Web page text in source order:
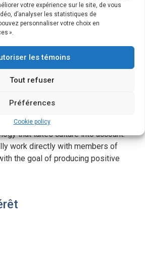
votre expérience sur le site, de vous
d’analyser les statistiques de
personnaliser votre choix en
».
les témoins
Tout refuser
Préférences
Cookie policy
Plourde-Léveillé pursued her
by embarking on a PhD at
à Montréal (research and intervention
under the direction of Professor
is to develop an expertise on
encountered by young members
particularly with respect to suicide.
people, very little of it has
that takes culture into account.
work directly with members of
the goal of producing positive